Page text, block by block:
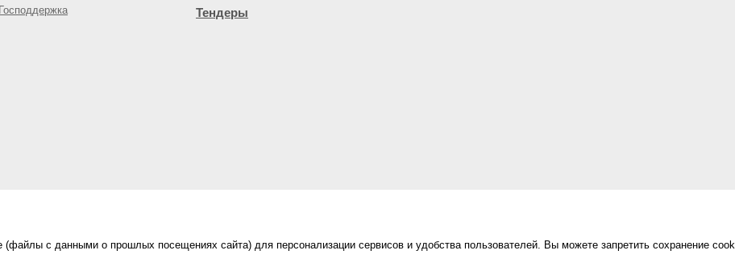
с данными о прошлых посещениях сайта) для персонализации сервисов и удобства пользователей. Вы можете запретить сохранение
Господдержка
Тендеры
портал